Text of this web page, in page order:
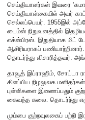
செய்தியாளர்கள் இவரை
செய்தியாள்கையில் அவர்
செல்லப்பெயர். 1955இல்
டைம்ஸ் நிறுவனத்தில்
எக்ஸ்பிரஸ். இறுதியாக மிட் டே
ஆசிரியராகப்
தொடர்ந்து விசாரித்தவர்.
தாவூத் இப்ராஹிம், சோட்டா
கிளப்பிய நிழலுலக
புள்ளிகளை இணைப்பதும்
கைவந்த கலை. தொடர்ந்து
மும்பை குற்றவுலகைப் பற்றி